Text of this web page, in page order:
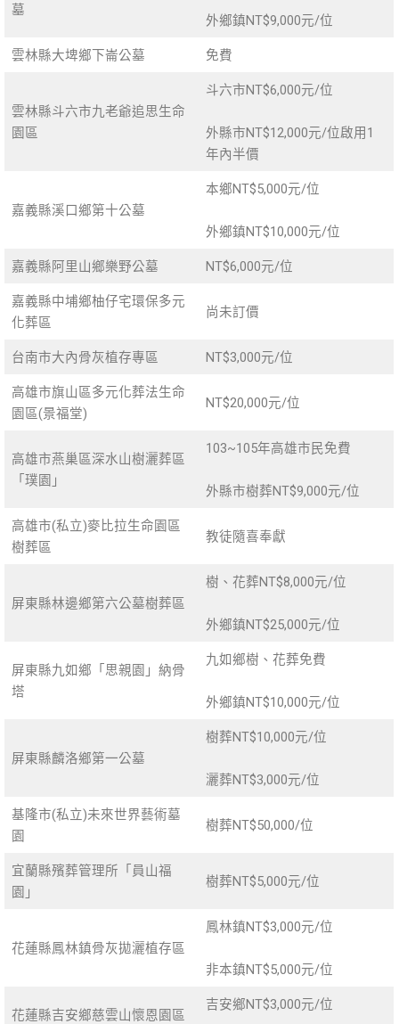
墓
外鄉鎮NT$9,000元/位
雲林縣大埤鄉下崙公墓 免費
雲林縣斗六市九老爺追思生命
園區
斗六市NT$6,000元/位
外縣市NT$12,000元/位啟用1
年內半價
嘉義縣溪口鄉第十公墓
本鄉NT$5,000元/位
外鄉鎮NT$10,000元/位
嘉義縣阿里山鄉樂野公墓 NT$6,000元/位
嘉義縣中埔鄉柚仔宅環保多元
化葬區
尚未訂價
台南市大內骨灰植存專區 NT$3,000元/位
高雄市旗山區多元化葬法生命
園區(景福堂)
NT$20,000元/位
高雄市燕巢區深水山樹灑葬區
「璞園」
103~105年高雄市民免費
外縣市樹葬NT$9,000元/位
高雄市(私立)麥比拉生命園區
樹葬區
教徒隨喜奉獻
屏東縣林邊鄉第六公墓樹葬區
樹、花葬NT$8,000元/位
外鄉鎮NT$25,000元/位
屏東縣九如鄉「思親園」納骨
塔
九如鄉樹、花葬免費
外鄉鎮NT$10,000元/位
屏東縣麟洛鄉第一公墓
樹葬NT$10,000元/位
灑葬NT$3,000元/位
基隆市(私立)未來世界藝術墓
園
樹葬NT$50,000/位
宜蘭縣殯葬管理所「員山福
園」
樹葬NT$5,000元/位
花蓮縣鳳林鎮骨灰拋灑植存區
鳳林鎮NT$3,000元/位
非本鎮NT$5,000元/位
花蓮縣吉安鄉慈雲山懷恩園區
吉安鄉NT$3,000元/位